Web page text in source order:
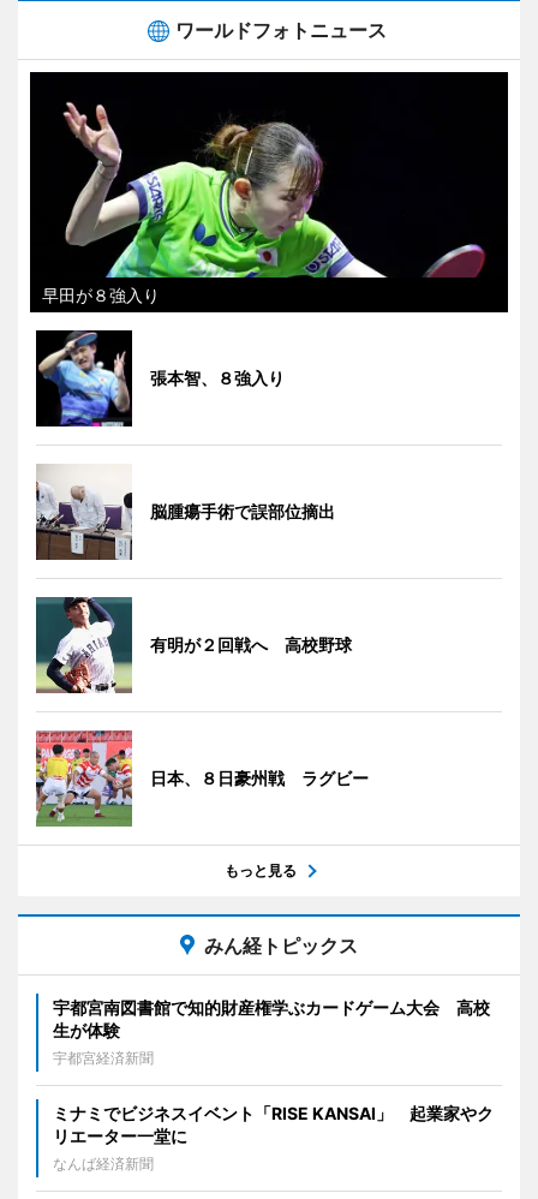
ワールドフォトニュース
早田が８強入り
張本智、８強入り
脳腫瘍手術で誤部位摘出
有明が２回戦へ 高校野球
日本、８日豪州戦 ラグビー
もっと見る
みん経トピックス
宇都宮南図書館で知的財産権学ぶカードゲーム大会 高校
生が体験
宇都宮経済新聞
ミナミでビジネスイベント「RISE KANSAI」 起業家やク
リエーター一堂に
なんば経済新聞